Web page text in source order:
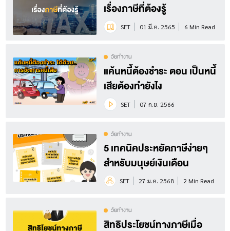
เรื่องภาษีที่ต้องรู้
SET 01 มี.ค. 2565 6 Min Read
วัยทำงาน
แค้นหนี้ต้องชำระ ตอน เป็นหนี้
เสียต้องทำยังไง
SET 07 ก.ย. 2566
วัยทำงาน
5 เทคนิคประหยัดภาษีง่ายๆ
สำหรับมนุษย์เงินเดือน
SET 27 ม.ค. 2568 2 Min Read
วัยทำงาน
สิทธิประโยชน์ทางภาษีเมื่อ